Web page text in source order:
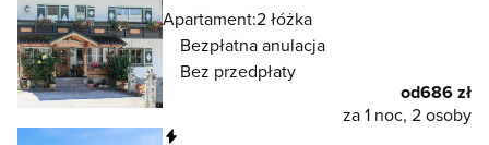
Apartament:2 łóżka
Bezpłatna anulacja
Bez przedpłaty
od686 zł
za 1 noc, 2 osoby